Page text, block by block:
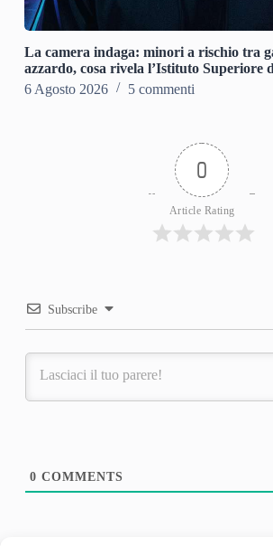
La camera indaga: minori a rischio tra
azzardo, cosa rivela l’Istituto Superiore
6 Agosto 2026
5 commenti
0
Article Rating
Subscribe
0 COMMENTS